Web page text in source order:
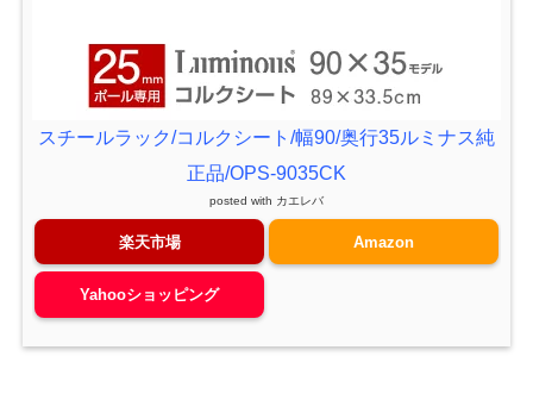
スチールラック/コルクシート/幅90/奥行35ルミナス純
正品/OPS-9035CK
posted with カエレバ
楽天市場 Amazon
Yahooショッピング